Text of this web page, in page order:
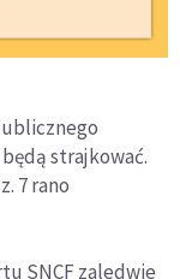
strajkować.
7 rano
SNCF zaledwie